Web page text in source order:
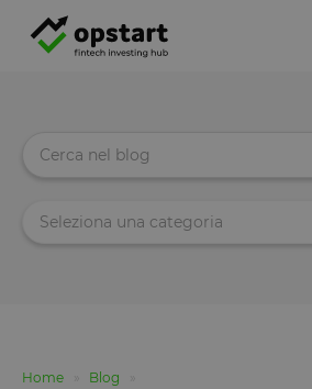
Seleziona una categoria
Home Blog